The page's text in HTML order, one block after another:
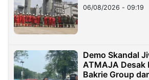
06/08/2026 - 09:19
Demo Skandal
ATMAJA Desak
Bakrie Group